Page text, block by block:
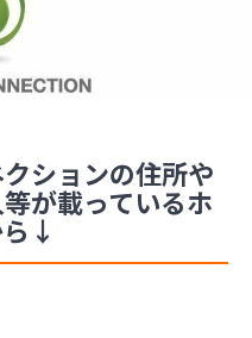
ションの住所や
が載っているホ
ら↓